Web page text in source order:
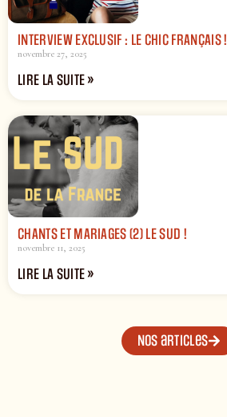
INTERVIEW EXCLUSIF : LE CHIC FRANÇAIS !
novembre 27, 2025
LIRE LA SUITE »
CHANTS ET MARIAGES (2) LE SUD !
novembre 11, 2025
LIRE LA SUITE »
Nos articles